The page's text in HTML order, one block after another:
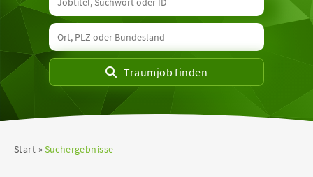
Start Suchergebnisse